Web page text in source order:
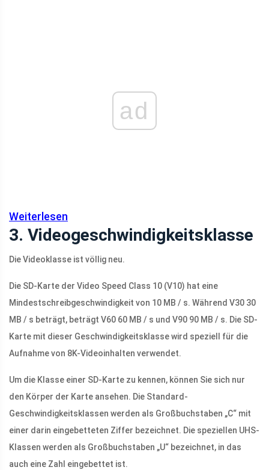
ad
Weiterlesen
3. Videogeschwindigkeitsklasse
Die Videoklasse ist völlig neu.
Die SD-Karte der Video Speed ​​Class 10 (V10) hat eine
Mindestschreibgeschwindigkeit von 10 MB / s. Während V30 30
MB / s beträgt, beträgt V60 60 MB / s und V90 90 MB / s. Die SD-
Karte mit dieser Geschwindigkeitsklasse wird speziell für die
Aufnahme von 8K-Videoinhalten verwendet.
Um die Klasse einer SD-Karte zu kennen, können Sie sich nur
den Körper der Karte ansehen. Die Standard-
Geschwindigkeitsklassen werden als Großbuchstaben „C“ mit
einer darin eingebetteten Ziffer bezeichnet. Die speziellen UHS-
Klassen werden als Großbuchstaben „U“ bezeichnet, in das
auch eine Zahl eingebettet ist.